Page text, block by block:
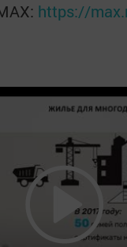
https://